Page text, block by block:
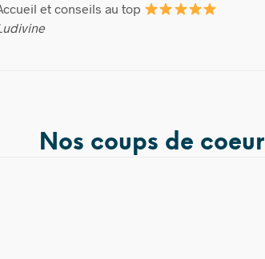
et conseils au top
Nos coups de coeur